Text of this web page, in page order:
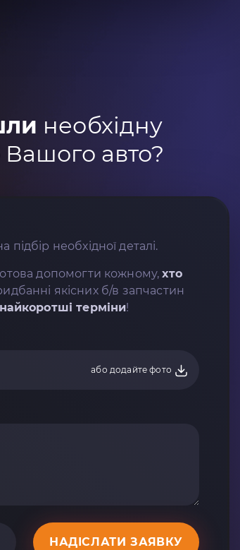
необхідну
авто?
підбір необхідної деталі.
допомогти кожному,хто
якісних б/в запчастин
терміни!
або додайте фото
НАДІСЛАТИ ЗАЯВКУ